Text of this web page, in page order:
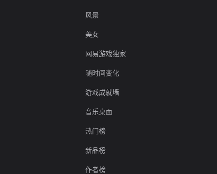
风景
美女
网易游戏独家
随时间变化
游戏成就墙
音乐桌面
热门榜
新品榜
作者榜